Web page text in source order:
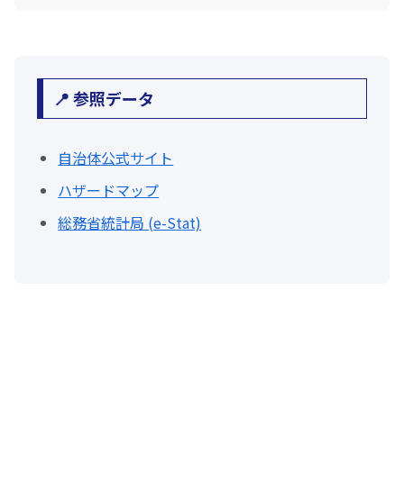
📍 参照データ
自治体公式サイト
ハザードマップ
総務省統計局 (e-Stat)